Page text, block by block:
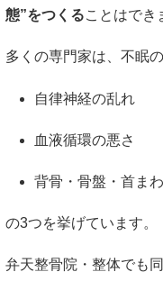
態”をつくることはでき
多くの専門家は、不眠
自律神経の乱れ
血液循環の悪さ
背骨・骨盤・首ま
の3つを挙げています。
弁天整骨院・整体でも